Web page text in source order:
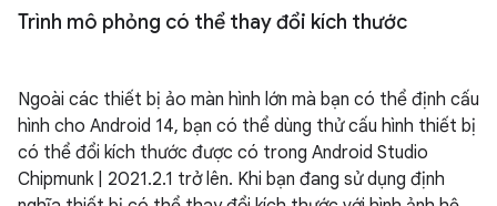
Trình mô phỏng có thể thay đổi kích thước
Ngoài các thiết bị ảo màn hình lớn mà bạn có thể định cấu
hình cho Android 14, bạn có thể dùng thử cấu hình thiết bị
có thể đổi kích thước được có trong Android Studio
Chipmunk | 2021.2.1 trở lên. Khi bạn đang sử dụng định